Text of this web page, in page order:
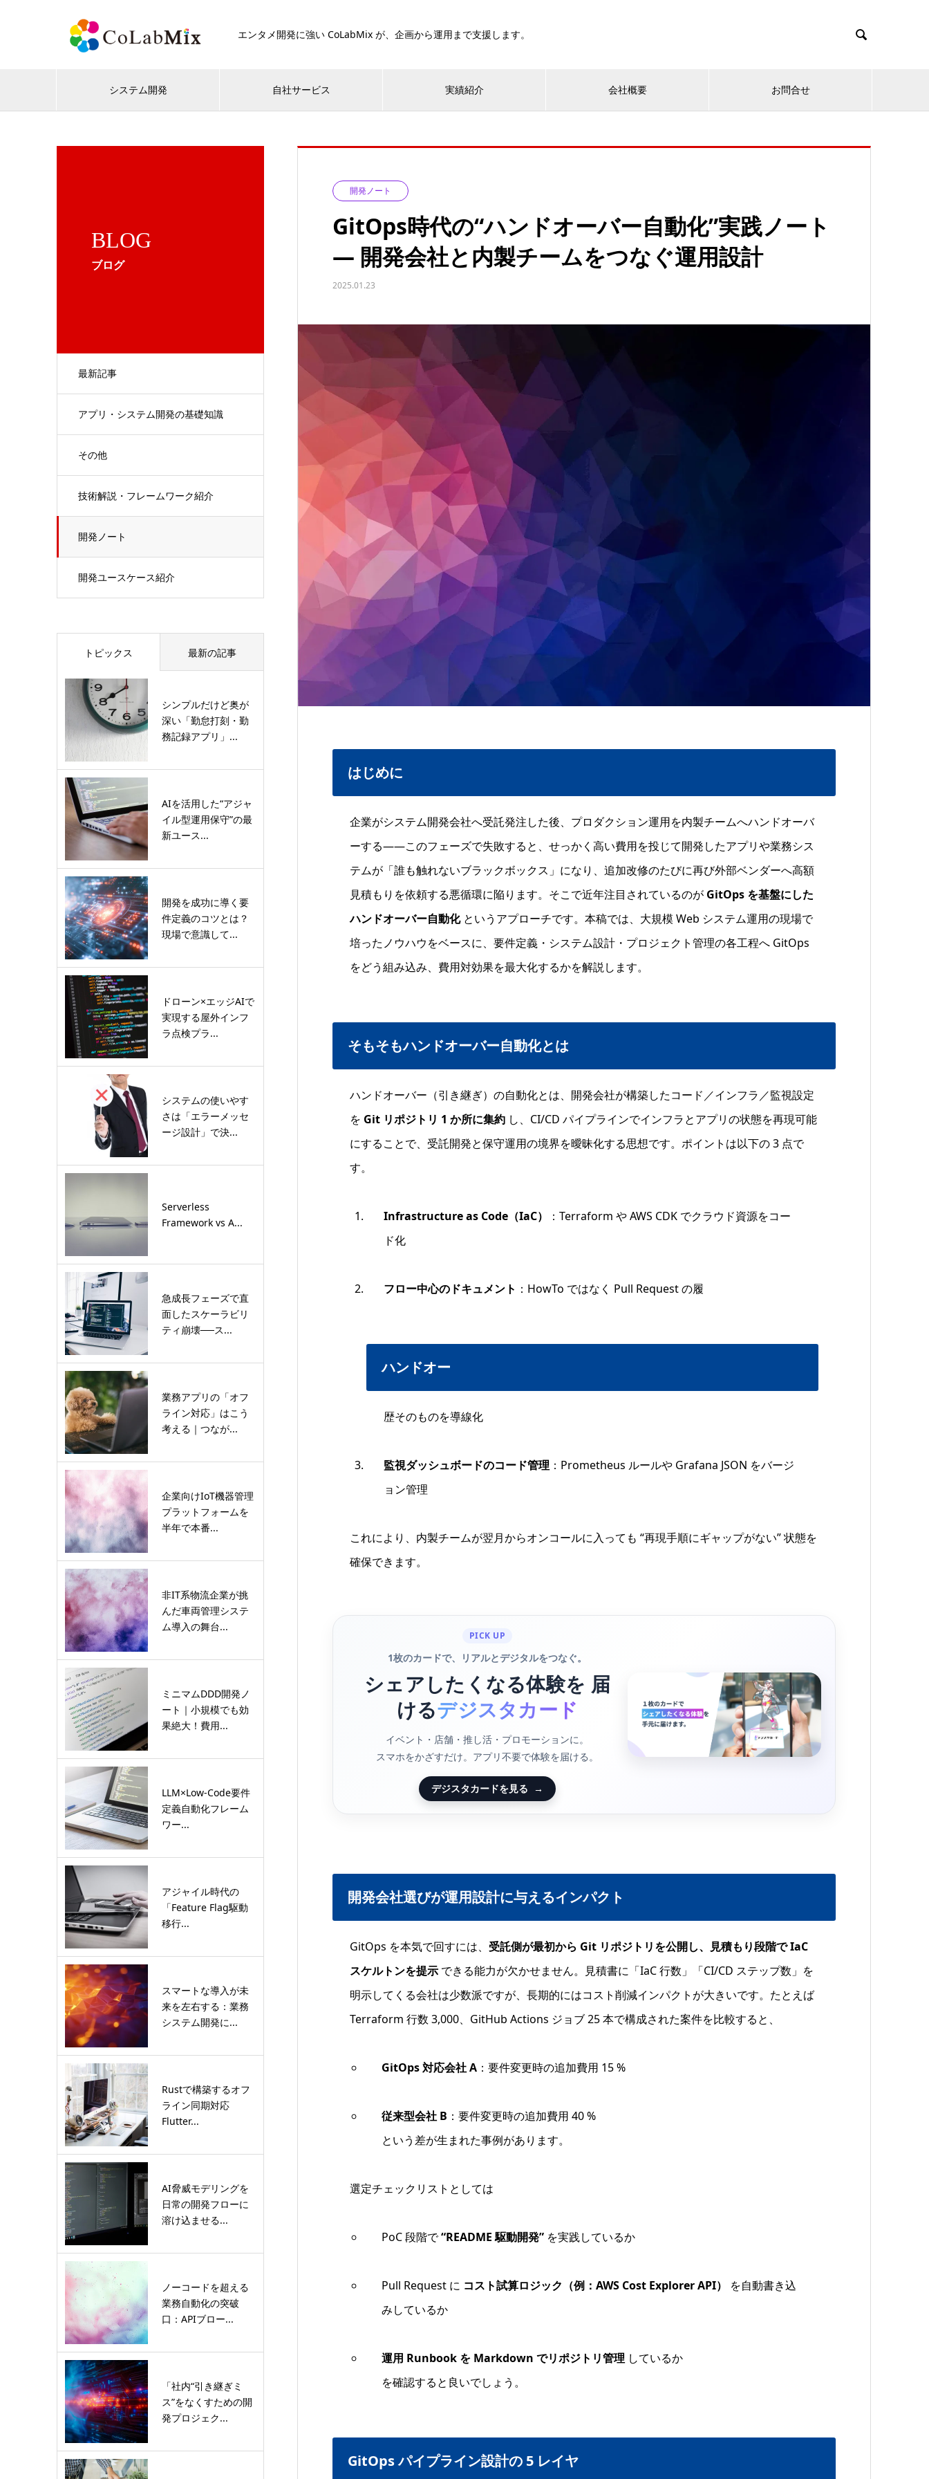
エンタメ開発に強い CoLabMix が、企画から運用まで支援します。 
システム開発 自社サービス 実績紹介 会社概要 お問合せ
BLOG
ブログ
最新記事
アプリ・システム開発の基礎知識
その他
技術解説・フレームワーク紹介
開発ノート
開発ユースケース紹介
開発ノート
GitOps時代の“ハンドオーバー自動化”実践ノート
― 開発会社と内製チームをつなぐ運用設計
2025.01.23
はじめに
企業がシステム開発会社へ受託発注した後、プロダクション運用を内製チームへハンドオーバ
ーする――このフェーズで失敗すると、せっかく高い費用を投じて開発したアプリや業務シス
テムが「誰も触れないブラックボックス」になり、追加改修のたびに再び外部ベンダーへ高額
見積もりを依頼する悪循環に陥ります。そこで近年注目されているのが GitOps を基盤にした
ハンドオーバー自動化というアプローチです。本稿では、大規模 Web システム運用の現場で
培ったノウハウをベースに、要件定義・システム設計・プロジェクト管理の各工程へ GitOps
をどう組み込み、費用対効果を最大化するかを解説します。
そもそもハンドオーバー自動化とは
ハンドオーバー（引き継ぎ）の自動化とは、開発会社が構築したコード／インフラ／監視設定
を Git リポジトリ 1 か所に集約 し、CI/CD パイプラインでインフラとアプリの状態を再現可能
にすることで、受託開発と保守運用の境界を曖昧化する思想です。ポイントは以下の 3 点で
す。
Infrastructure as Code（IaC）
：Terraform や AWS CDK でクラウド資源をコー
ド化
フロー中心のドキュメント ：HowTo ではなく Pull Request の履
ハンドオー
歴そのものを導線化
監視ダッシュボードのコード管理 ：Prometheus ルールや Grafana JSON をバージ
ョン管理
これにより、内製チームが翌月からオンコールに入っても “再現手順にギャップがない” 状態を
確保できます。
PICK UP
1枚のカードで、リアルとデジタルをつなぐ。
シェアしたくなる体験を 届
けるデジスタカード
イベント・店舗・推し活・プロモーションに。
スマホをかざすだけ。アプリ不要で体験を届ける。
デジスタカードを見る →
開発会社選びが運用設計に与えるインパクト
GitOps を本気で回すには、 受託側が最初から Git リポジトリを公開し、見積もり段階で IaC
スケルトンを提示 できる能力が欠かせません。見積書に「IaC 行数」「CI/CD ステップ数」を
明示してくる会社は少数派ですが、長期的にはコスト削減インパクトが大きいです。たとえば
Terraform 行数 3,000、GitHub Actions ジョブ 25 本で構成された案件を比較すると、
GitOps 対応会社 A：要件変更時の追加費用 15 %
従来型会社 B ：要件変更時の追加費用 40 %
という差が生まれた事例があります。
選定チェックリストとしては
PoC 段階で“README 駆動開発”を実践しているか
Pull Request に コスト試算ロジック（例：AWS Cost Explorer API）
を自動書き込
みしているか
運用 Runbook を Markdown でリポジトリ管理 しているか
を確認すると良いでしょう。
GitOps パイプライン設計の 5 レイヤ
トピックス 最新の記事
シンプルだけど奥が
深い「勤怠打刻・勤
務記録アプリ」...
AIを活用した“アジャ
イル型運用保守”の最
新ユース...
開発を成功に導く要
件定義のコツとは？
現場で意識して...
ドローン×エッジAIで
実現する屋外インフ
ラ点検プラ...
システムの使いやす
さは「エラーメッセ
ージ設計」で決...
Serverless
Framework vs A...
急成長フェーズで直
面したスケーラビリ
ティ崩壊──ス...
業務アプリの「オフ
ライン対応」はこう
考える｜つなが...
企業向けIoT機器管理
プラットフォームを
半年で本番...
非IT系物流企業が挑
んだ車両管理システ
ム導入の舞台...
ミニマムDDD開発ノ
ート｜小規模でも効
果絶大！費用...
LLM×Low-Code要件
定義自動化フレーム
ワー...
アジャイル時代の
「Feature Flag駆動
移行...
スマートな導入が未
来を左右する：業務
システム開発に...
Rustで構築するオフ
ライン同期対応
Flutter...
AI脅威モデリングを
日常の開発フローに
溶け込ませる...
ノーコードを超える
業務自動化の突破
口：APIブロー...
「社内“引き継ぎミ
ス”をなくすための開
発プロジェク...